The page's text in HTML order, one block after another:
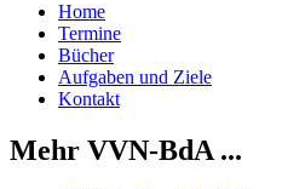
Home
Termine
Bücher
Aufgaben und Ziele
Kontakt
Mehr VVN-BdA ...